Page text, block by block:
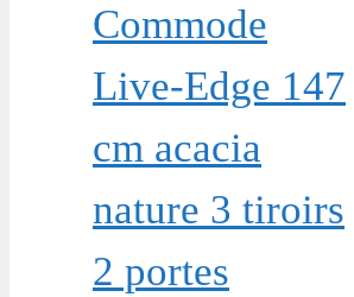
Commode
Live-Edge 147
cm acacia
nature 3 tiroirs
2 portes